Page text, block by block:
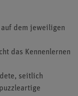
dem jeweiligen
das Kennenlernen
seitlich